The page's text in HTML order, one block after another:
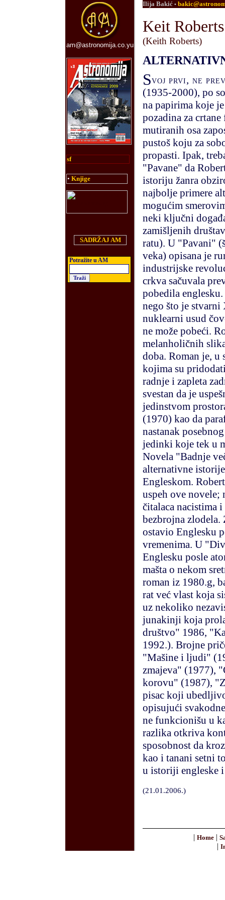
am@astronomija.co.yu
sf
• Knjige
SADRŽAJ AM
Potražite u AM
Ilija Bakić •
Keit Roberts
(Keith Roberts)
Svoj prvi, ne
(1935-2000), po
na papirima koje
pozadina za
mutiranih osa
pustoš koju za
propasti. Ipak,
"Pavane" da
istoriju žanra
najbolje primere
mogućim
neki ključni
zamišljenih
ratu). U "Pavani"
veka) opisana je
industrijske
crkva sačuvala
pobedila
nego što je
nuklearni usud
ne može pobeći.
melanholičnih
doba. Roman je, u
kojima su
radnje i zapleta
svestan da je
jedinstvom
(1970) kao da
nastanak
jedinki koje tek u
Novela "Badnje
alternativne
Engleskom.
uspeh ove novele;
čitalaca nacistima
bezbrojna zlodela.
ostavio Englesku
vremenima. U
Englesku posle
mašta o nekom
roman iz 1980.g,
rat već vlast koja
uz nekoliko
junakinji koja
društvo" 1986,
1992.). Brojne
"Mašine i ljudi"
zmajeva" (1977),
korovu" (1987),
pisac koji
opisujući
ne funkcionišu u
razlika otkriva
sposobnost da
kao i tanani setni
u istoriji engleske i
(21.01.2006.)
| Home|
|